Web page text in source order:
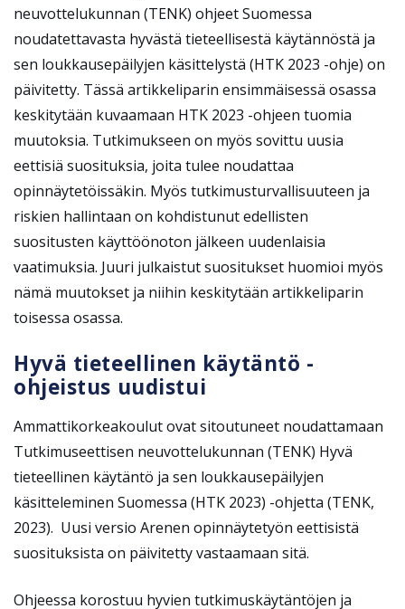
neuvottelukunnan (TENK) ohjeet Suomessa
noudatettavasta hyvästä tieteellisestä käytännöstä ja
sen loukkausepäilyjen käsittelystä (HTK 2023 -ohje) on
päivitetty. Tässä artikkeliparin ensimmäisessä osassa
keskitytään kuvaamaan HTK 2023 -ohjeen tuomia
muutoksia. Tutkimukseen on myös sovittu uusia
eettisiä suosituksia, joita tulee noudattaa
opinnäytetöissäkin. Myös tutkimusturvallisuuteen ja
riskien hallintaan on kohdistunut edellisten
suositusten käyttöönoton jälkeen uudenlaisia
vaatimuksia. Juuri julkaistut suositukset huomioi myös
nämä muutokset ja niihin keskitytään artikkeliparin
toisessa osassa.
Hyvä tieteellinen käytäntö -
ohjeistus uudistui
Ammattikorkeakoulut ovat sitoutuneet noudattamaan
Tutkimuseettisen neuvottelukunnan (TENK) Hyvä
tieteellinen käytäntö ja sen loukkausepäilyjen
käsitteleminen Suomessa (HTK 2023) -ohjetta (TENK,
2023). Uusi versio Arenen opinnäytetyön eettisistä
suosituksista on päivitetty vastaamaan sitä.
Ohjeessa korostuu hyvien tutkimuskäytäntöjen ja